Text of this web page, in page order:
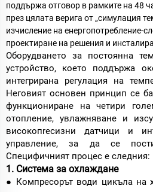
поддържа отговор в рамките на 48
през цялата верига от „симулация
изчисление на енергопотребление-
проектиране на решения и
Оборудването за постоянна
устройство, което поддържа
интегрирана регулация на
Неговият основен принцип се
функциониране на четири
отопление, увлажняване и
високопrecизни датчици и
управление, за да се
Специфичният процес е следния:
1. Система за охлаждане
● Компресорът води цикъла на